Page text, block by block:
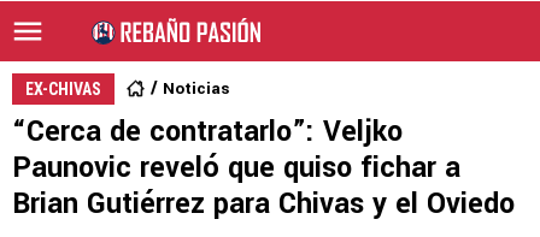
EX-CHIVAS Noticias
“Cerca de contratarlo”: Veljko
Paunovic reveló que quiso fichar a
Brian Gutiérrez para Chivas y el Oviedo